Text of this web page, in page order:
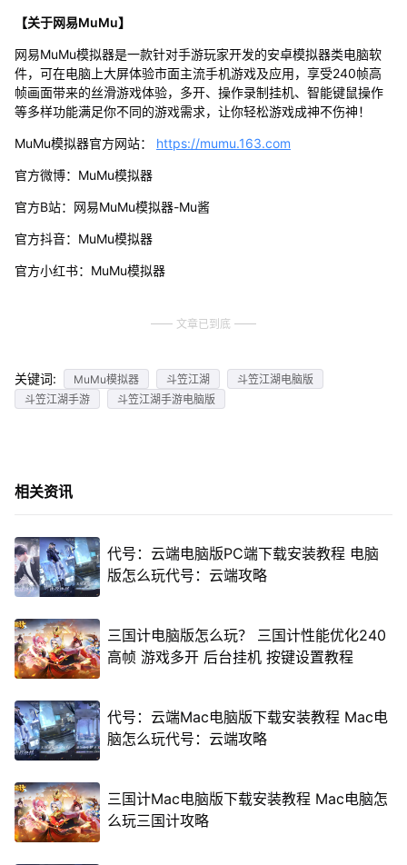
【关于网易MuMu】
网易MuMu模拟器是一款针对手游玩家开发的安卓模拟器类电脑软
件，可在电脑上大屏体验市面主流手机游戏及应用，享受240帧高
帧画面带来的丝滑游戏体验，多开、操作录制挂机、智能键鼠操作
等多样功能满足你不同的游戏需求，让你轻松游戏成神不伤神！
MuMu模拟器官方网站： https://mumu.163.com
官方微博：MuMu模拟器
官方B站：网易MuMu模拟器-Mu酱
官方抖音：MuMu模拟器
官方小红书：MuMu模拟器
文章已到底
关键词: MuMu模拟器 斗笠江湖
斗笠江湖电脑版
斗笠江湖手游
斗笠江湖手游电脑版
相关资讯
代号：云端电脑版PC端下载安装教程 电脑
版怎么玩代号：云端攻略
三国计电脑版怎么玩？ 三国计性能优化240
高帧 游戏多开 后台挂机 按键设置教程
代号：云端Mac电脑版下载安装教程 Mac电
脑怎么玩代号：云端攻略
三国计Mac电脑版下载安装教程 Mac电脑怎
么玩三国计攻略